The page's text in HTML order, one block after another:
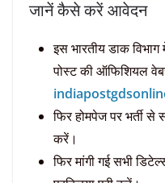
जानें कैसे करें आवेदन
इस भारतीय डाक
पोस्ट की ऑफिशियल
फिर होमपेज पर भर्ती
करें।
फिर मांगी गई सभी